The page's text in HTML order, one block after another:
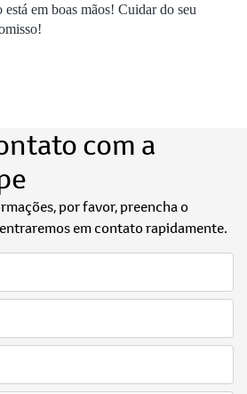
em boas mãos! Cuidar do seu
com a
por favor, preencha o
em contato rapidamente.